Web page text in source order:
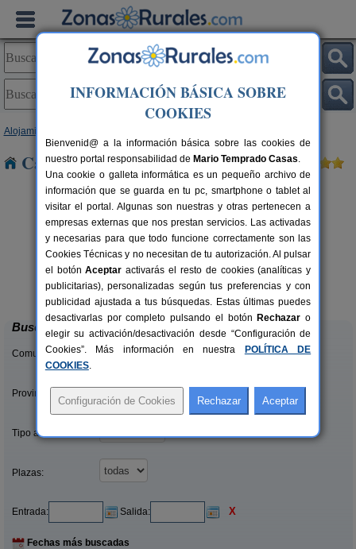
Alojamientos
Casas Rurales cerca de Felgueras
12-22+3 pers.
desde30 €
La Llosuca
San Pedro de Ambás (Asturias)
Buscar
Comunidades:
Provincias/Islas:
Tipo alquiler:
Plazas:
Entrada: Salida: X
Fechas más buscadas
INFORMACIÓN BÁSICA SOBRE
COOKIES
Bienvenid@ a la información básica sobre las cookies de
nuestro portal responsabilidad de Mario Temprado Casas.
Una cookie o galleta informática es un pequeño archivo de
información que se guarda en tu pc, smartphone o tablet al
visitar el portal. Algunas son nuestras y otras pertenecen a
empresas externas que nos prestan servicios. Las activadas
y necesarias para que todo funcione correctamente son las
Cookies Técnicas y no necesitan de tu autorización. Al pulsar
el botónAceptar activarás el resto de cookies (analíticas y
publicitarias), personalizadas según tus preferencias y con
publicidad ajustada a tus búsquedas. Estas últimas puedes
desactivarlas por completo pulsando el botón Rechazar o
elegir su activación/desactivación desde “Configuración de
Cookies”. Más información en nuestra
POLÍTICA DE
COOKIES.